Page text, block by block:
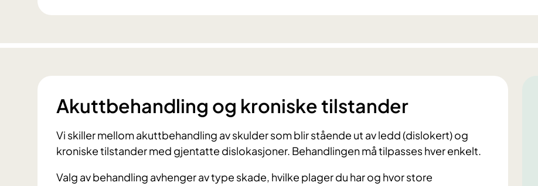
Akuttbehandling og kroniske tilstander
Vi skiller mellom akuttbehandling av skulder som blir stående ut av ledd (dislokert) og
kroniske tilstander med gjentatte dislokasjoner. Behandlingen må tilpasses hver enkelt.
Valg av behandling avhenger av type skade, hvilke plager du har og hvor store